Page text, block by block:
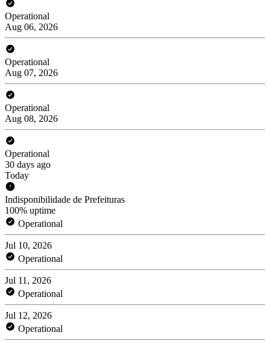
Operational
Aug 06, 2026
Operational
Aug 07, 2026
Operational
Aug 08, 2026
Operational
30 days ago
Today
Indisponibilidade de Prefeituras
100% uptime
Operational
Jul 10, 2026
Operational
Jul 11, 2026
Operational
Jul 12, 2026
Operational